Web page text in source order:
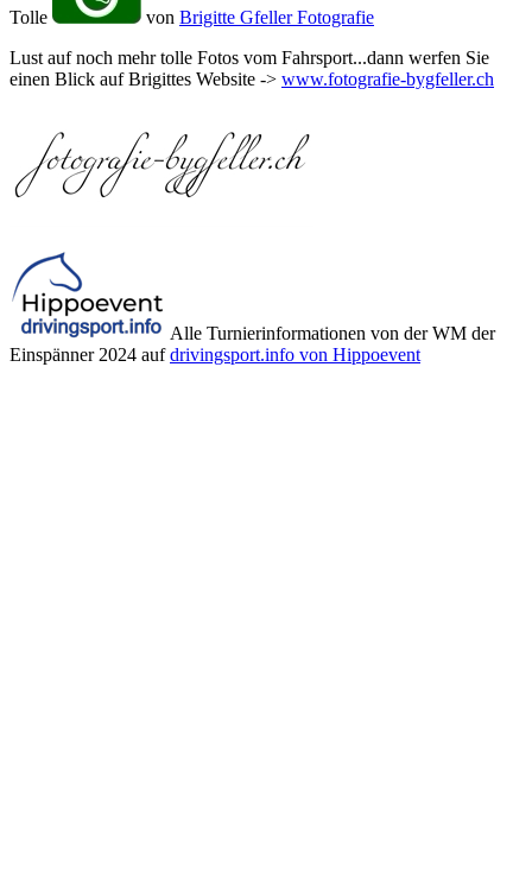
Tolle von Brigitte Gfeller Fotografie
Lust auf noch mehr tolle Fotos vom Fahrsport...dann werfen Sie
einen Blick auf Brigittes Website -> www.fotografie-bygfeller.ch
Alle Turnierinformationen von der WM der
Einspänner 2024 aufdrivingsport.info von Hippoevent